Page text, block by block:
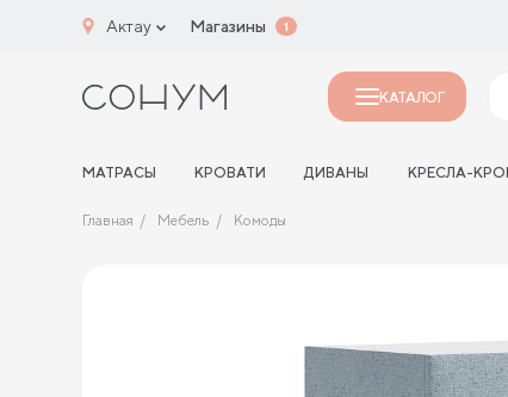
Актау Магазины 1
КАТАЛОГ
МАТРАСЫ КРОВАТИ ДИВАНЫ КРЕСЛА-
Главная Мебель Комоды